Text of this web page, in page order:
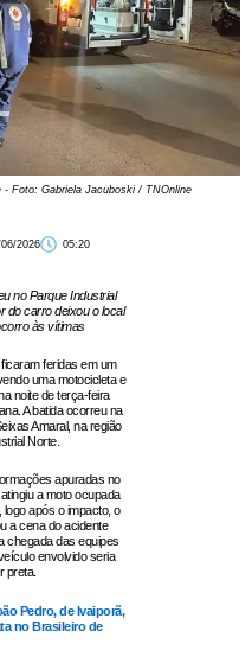
Foto: Gabriela Jacuboski / TNOnline
2026 05:20
no Parque Industrial
do carro deixou o local
às vítimas
feridas em um
uma motocicleta e
noite de terça-feira
A batida ocorreu na
Amaral, na região
Norte.
apuradas no
a moto ocupada
logo após o impacto, o
a cena do acidente
chegada das equipes
envolvido seria
preta.
Pedro, de Ivaiporã,
no Brasileiro de